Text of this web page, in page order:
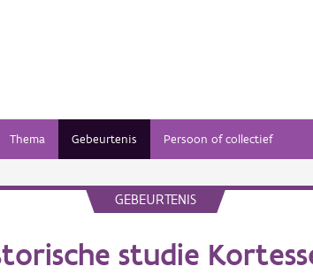
Thema Gebeurtenis Persoon of collectief
GEBEURTENIS
studie